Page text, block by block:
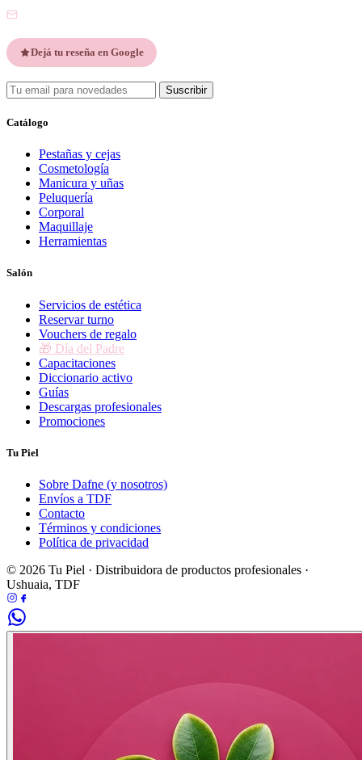
Dejá tu reseña en Google
Suscribir
Catálogo
Pestañas y cejas
Cosmetología
Manicura y uñas
Peluquería
Corporal
Maquillaje
Herramientas
Salón
Servicios de estética
Reservar turno
Vouchers de regalo
🎁 Día del Padre
Capacitaciones
Diccionario activo
Guías
Descargas profesionales
Promociones
Tu Piel
Sobre Dafne (y nosotros)
Envíos a TDF
Contacto
Términos y condiciones
Política de privacidad
© 2026 Tu Piel · Distribuidora de productos profesionales ·
Ushuaia, TDF